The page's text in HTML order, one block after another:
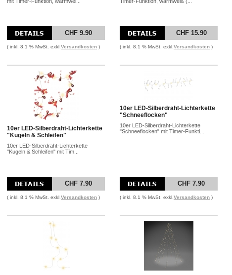
CHF 9.90
( inkl. 8.1 % MwSt. exkl. Versandkosten )
CHF 15.90
( inkl. 8.1 % MwSt. exkl. Versandkosten )
10er LED-Silberdraht-Lichterkette
"Kugeln & Schleifen"
10er LED-Silberdraht-Lichterkette
"Kugeln & Schleifen" mit Tim...
CHF 7.90
( inkl. 8.1 % MwSt. exkl. Versandkosten )
10er LED-Silberdraht-Lichterkette
"Schneeflocken"
10er LED-Silberdraht-Lichterkette
"Schneeflocken" mit Timer-Funkti...
CHF 7.90
( inkl. 8.1 % MwSt. exkl. Versandkosten )